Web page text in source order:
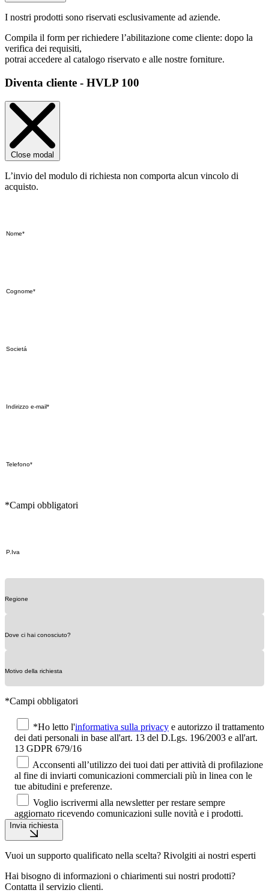
I nostri prodotti sono riservati esclusivamente ad aziende.
Compila il form per richiedere l’abilitazione come cliente: dopo la
verifica dei requisiti,
potrai accedere al catalogo riservato e alle nostre forniture.
Diventa cliente - HVLP 100
Close modal
L’invio del modulo di richiesta non comporta alcun vincolo di
acquisto.
*Campi obbligatori
*Campi obbligatori
*Ho letto l'informativa sulla privacy e autorizzo il trattamento
dei dati personali in base all'art. 13 del D.Lgs. 196/2003 e all'art.
13 GDPR 679/16
Acconsenti all’utilizzo dei tuoi dati per attività di profilazione
al fine di inviarti comunicazioni commerciali più in linea con le
tue abitudini e preferenze.
Voglio iscrivermi alla newsletter per restare sempre
aggiornato ricevendo comunicazioni sulle novità e i prodotti.
Invia richiesta
Vuoi un supporto qualificato nella scelta? Rivolgiti ai nostri esperti
Hai bisogno di informazioni o chiarimenti sui nostri prodotti?
Contatta il servizio clienti.